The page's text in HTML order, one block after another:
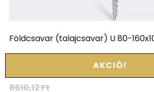
Földcsavar (talajcsavar) U 80-
AKCIÓ!
8610,12Ft